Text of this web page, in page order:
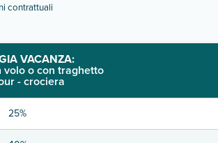
contrattuali
VACANZA:
volo o con traghetto
- crociera
25%